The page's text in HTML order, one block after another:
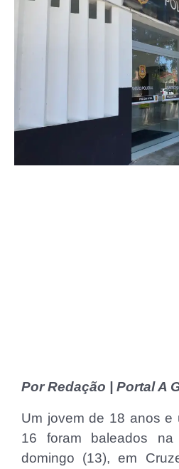
Por Redação | Portal A
Um jovem de 18 anos e
16 foram baleados na
domingo (13), em